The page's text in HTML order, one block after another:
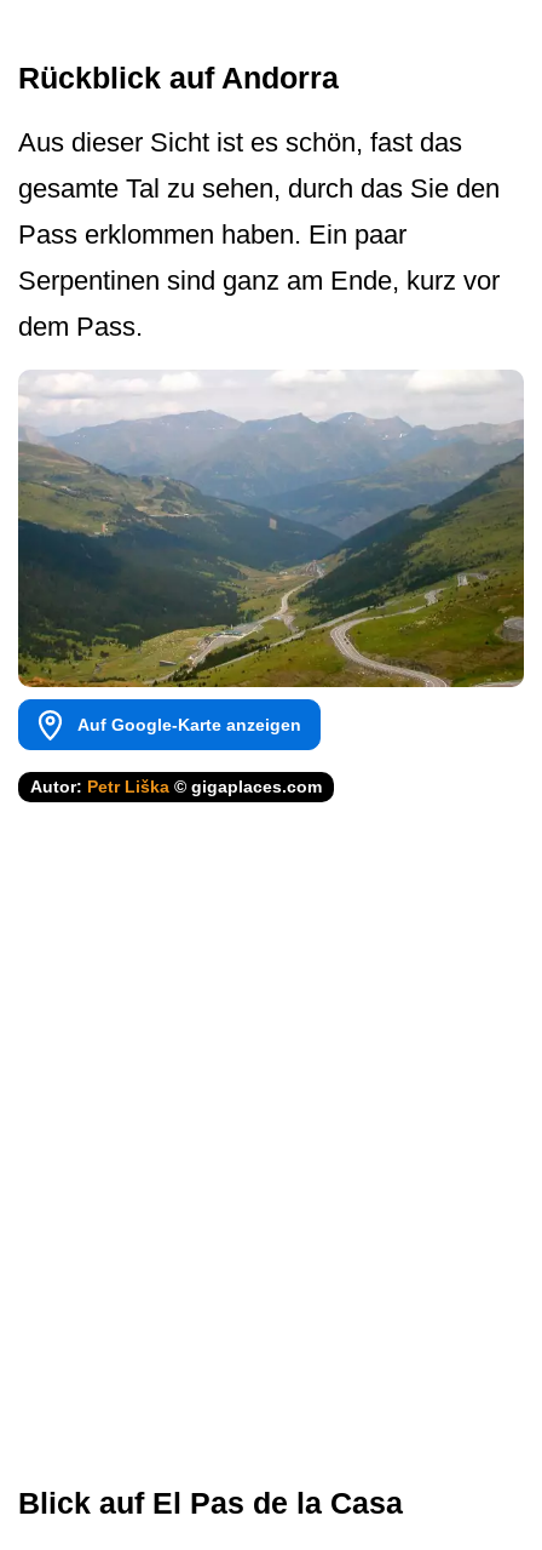
Rückblick auf Andorra
Aus dieser Sicht ist es schön, fast das
gesamte Tal zu sehen, durch das Sie den
Pass erklommen haben. Ein paar
Serpentinen sind ganz am Ende, kurz vor
dem Pass.
Auf Google-Karte anzeigen
Autor: Petr Liška © gigaplaces.com
Blick auf El Pas de la Casa